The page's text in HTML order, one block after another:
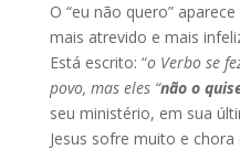
O “eu não quero”
mais atrevido e mais
Está escrito: “o Verbo se
povo, mas eles “não o
seu ministério, em sua
Jesus sofre muito e